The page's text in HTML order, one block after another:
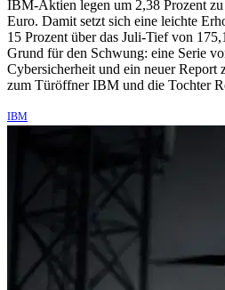
IBM-Aktien legen um 2,38 Prozent
Euro. Damit setzt sich eine leichte
15 Prozent über das Juli-Tief von
Grund für den Schwung: eine Serie
Cybersicherheit und ein neuer
zum Türöffner IBM und die Tochter
IBM